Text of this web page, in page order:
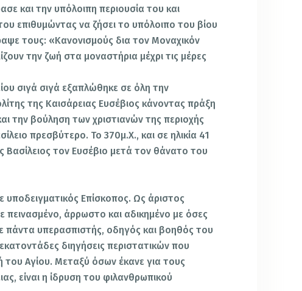
και την υπόλοιπη περιουσία του και
επιθυμώντας να ζήσει το υπόλοιπο του βίου
τους: «Κανονισμούς δια τον Μοναχικόν
την ζωή στα μοναστήρια μέχρι τις μέρες
σιγά σιγά εξαπλώθηκε σε όλη την
της Καισάρειας Ευσέβιος κάνοντας πράξη
την βούληση των χριστιανών της περιοχής
πρεσβύτερο. Το 370μ.Χ., και σε ηλικία 41
Βασίλειος τον Ευσέβιο μετά τον θάνατο του
υποδειγματικός Επίσκοπος. Ως άριστος
πεινασμένο, άρρωστο και αδικημένο με όσες
πάντα υπερασπιστής, οδηγός και βοηθός του
διηγήσεις περιστατικών που
του Αγίου. Μεταξύ όσων έκανε για τους
είναι η ίδρυση του φιλανθρωπικού